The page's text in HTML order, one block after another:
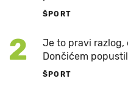
ŠPORT
2
Je to pravi razlog,
Dončićem
ŠPORT